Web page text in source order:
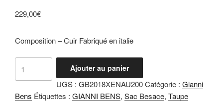
229,00€
Composition – Cuir Fabriqué en italie
Taupe
Ajouter au panier
UGS : GB2018XENAU200 Catégorie : Gianni
Bens Étiquettes : GIANNI BENS, Sac Besace, Taupe